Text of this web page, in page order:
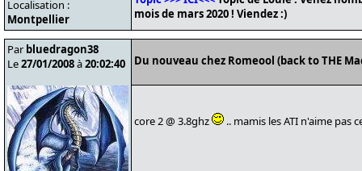
Localisation :
Montpellier
mois de mars 2020 ! Viendez :)
Par bluedragon38
Le27/01/2008à20:02:40 Du nouveau chez Romeool (back to THE
core 2 @ 3.8ghz .. mamis les ATI n'aime pas